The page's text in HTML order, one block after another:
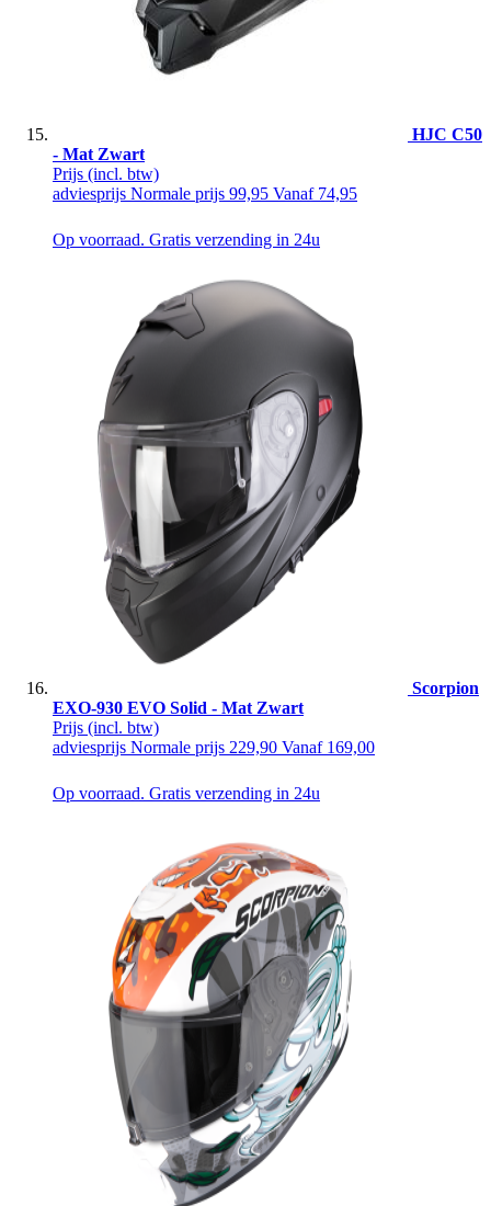
HJC C50
- Mat Zwart
Prijs (incl. btw)
adviesprijs Normale prijs 99,95 Vanaf 74,95
Op voorraad. Gratis verzending in 24u
Scorpion
EXO-930 EVO Solid - Mat Zwart
Prijs (incl. btw)
adviesprijs Normale prijs 229,90 Vanaf 169,00
Op voorraad. Gratis verzending in 24u